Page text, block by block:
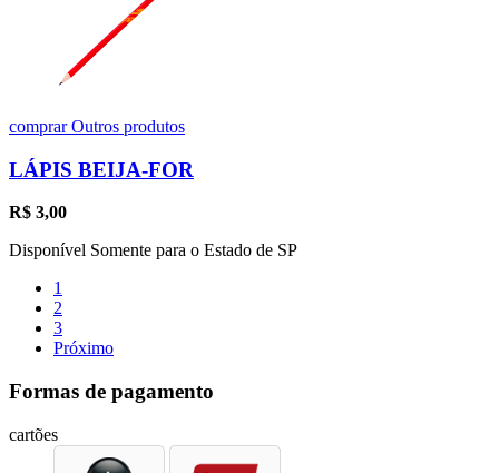
comprarOutros produtos
LÁPIS BEIJA-FOR
R$ 3,00
Disponível Somente para o Estado de SP
1
2
3
Próximo
Formas de pagamento
cartões